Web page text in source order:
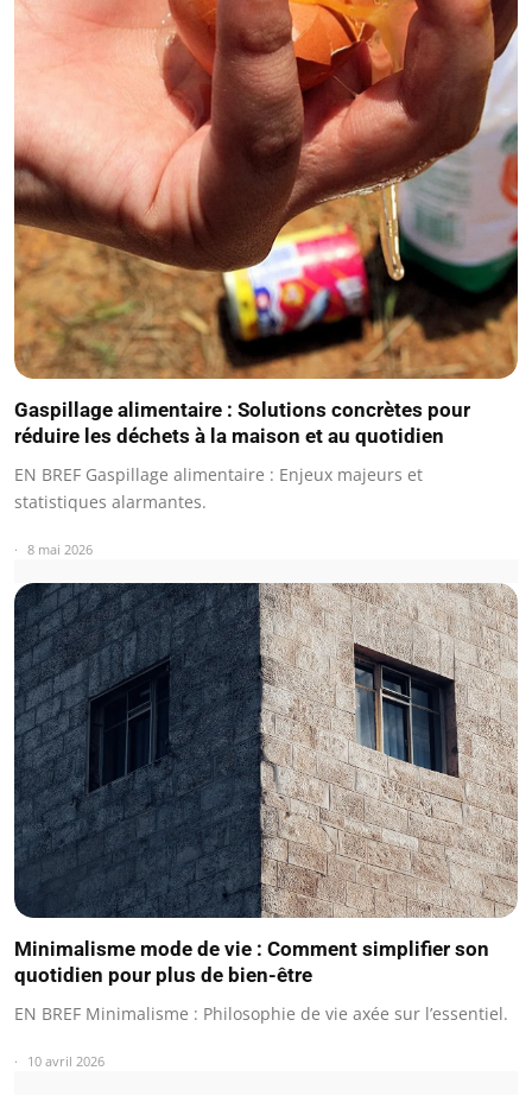
Gaspillage alimentaire : Solutions concrètes pour
réduire les déchets à la maison et au quotidien
EN BREF Gaspillage alimentaire : Enjeux majeurs et
statistiques alarmantes.
8 mai 2026
Minimalisme mode de vie : Comment simplifier son
quotidien pour plus de bien-être
EN BREF Minimalisme : Philosophie de vie axée sur l’essentiel.
10 avril 2026